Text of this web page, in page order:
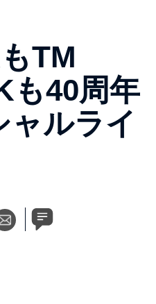
TM
も40周年
ャルライ